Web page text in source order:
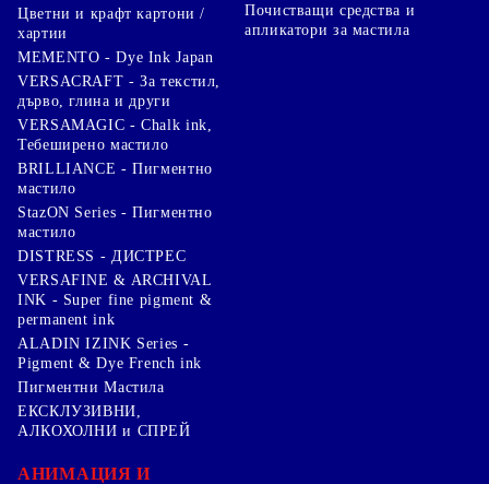
Цветни и крафт картони /
хартии
Почистващи средства и
апликатори за мастила
MEMENTO - Dye Ink Japan
VERSACRAFT - За текстил,
дърво, глина и други
VERSAMAGIC - Chalk ink,
Тебеширено мастило
BRILLIANCE - Пигментно
мастило
StazON Series - Пигментно
мастило
DISTRESS - ДИСТРЕС
VERSAFINE & ARCHIVAL
INK - Super fine pigment &
permanent ink
ALADIN IZINK Series -
Pigment & Dye French ink
Пигментни Мастила
ЕКСКЛУЗИВНИ,
АЛКОХОЛНИ и СПРЕЙ
АНИМАЦИЯ И